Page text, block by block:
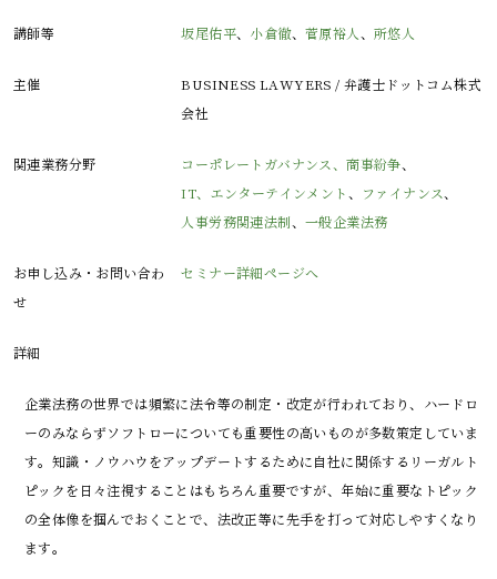
講師等 坂尾佑平、 小倉徹、 菅原裕人 、 所悠人
主催
BUSINESS LAWYERS / 弁護士ドットコム株式
会社
関連業務分野 コーポレートガバナンス、商事紛争、
IT、エンターテインメント、 ファイナンス、
人事労務関連法制、 一般企業法務
お申し込み・お問い合わ
せ
セミナー詳細ページへ
詳細
企業法務の世界では頻繁に法令等の制定・改定が行われており、ハードロ
ーのみならずソフトローについても重要性の高いものが多数策定していま
す。知識・ノウハウをアップデートするために自社に関係するリーガルト
ピックを日々注視することはもちろん重要ですが、年始に重要なトピック
の全体像を掴んでおくことで、法改正等に先手を打って対応しやすくなり
ます。